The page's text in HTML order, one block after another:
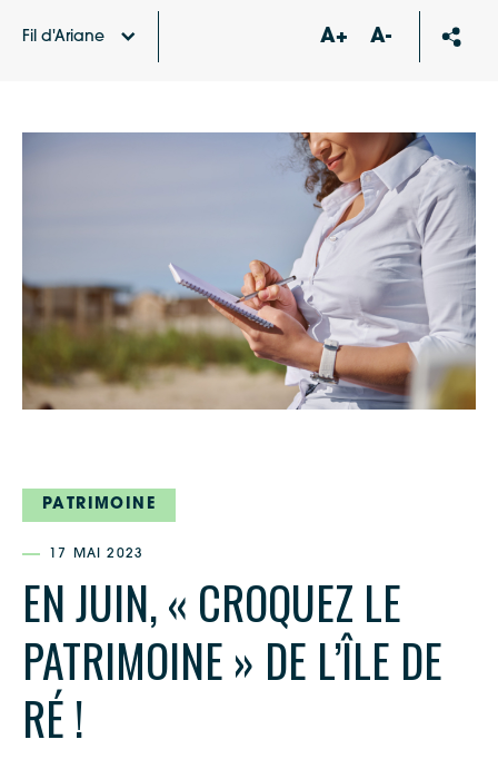
Fil d'Ariane A+ A-
PATRIMOINE
17 MAI 2023
EN JUIN, « CROQUEZ LE
PATRIMOINE » DE L’ÎLE DE
RÉ !